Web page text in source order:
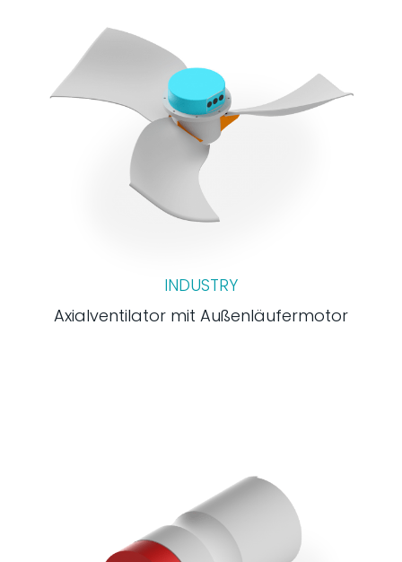
INDUSTRY
Axialventilator mit Außenläufermotor